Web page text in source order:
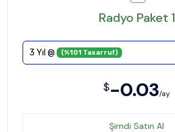
Radyo Paket 1
3 Yıl @ (%101 Tasarruf)
$-0.03/ay
Şimdi Satın Al